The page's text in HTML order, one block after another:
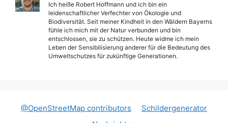
Ich heiße Robert Hoffmann und ich bin ein
leidenschaftlicher Verfechter von Ökologie und
Biodiversität. Seit meiner Kindheit in den Wäldern Bayerns
fühle ich mich mit der Natur verbunden und bin
entschlossen, sie zu schützen. Heute widme ich mein
Leben der Sensibilisierung anderer für die Bedeutung des
Umweltschutzes für zukünftige Generationen.
@OpenStreetMap contributors
Schildergenerator